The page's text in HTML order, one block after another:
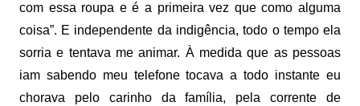
com essa roupa e é a primeira vez que como alguma
coisa”. E independente da indigência, todo o tempo ela
sorria e tentava me animar. À medida que as pessoas
iam sabendo meu telefone tocava a todo instante eu
chorava pelo carinho da família, pela corrente de